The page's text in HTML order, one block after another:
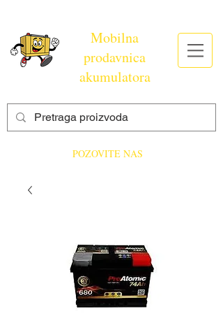
Mobilna
prodavnica
akumulatora
POZOVITE NAS